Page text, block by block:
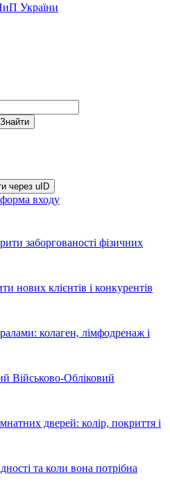
України
через uID
входу
заборгованості фізичних
нових клієнтів і конкурентів
колаген, лімфодренаж і
Військово-Обліковий
дверей: колір, покриття і
та коли вона потрібна